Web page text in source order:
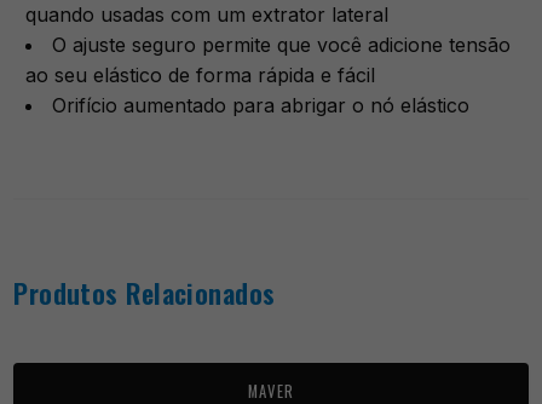
quando usadas com um extrator lateral
O ajuste seguro permite que você adicione tensão
ao seu elástico de forma rápida e fácil
Orifício aumentado para abrigar o nó elástico
Produtos Relacionados
MAVER